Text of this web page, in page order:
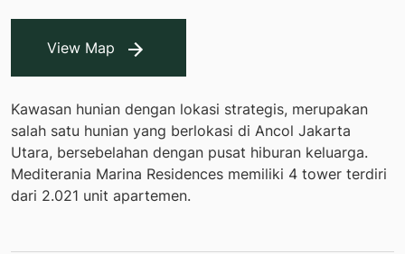
View Map
Kawasan hunian dengan lokasi strategis, merupakan
salah satu hunian yang berlokasi di Ancol Jakarta
Utara, bersebelahan dengan pusat hiburan keluarga.
Mediterania Marina Residences memiliki 4 tower terdiri
dari 2.021 unit apartemen.